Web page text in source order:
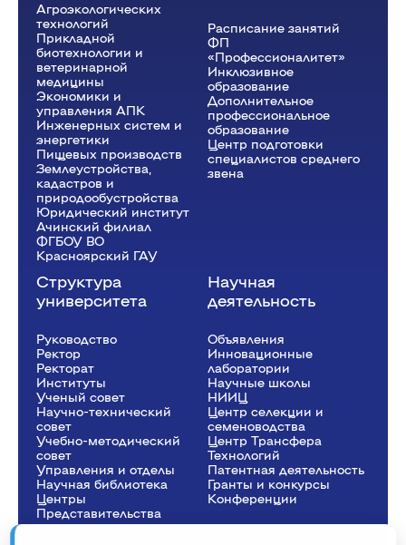
Агроэкологических
технологий
Прикладной
биотехнологии и
ветеринарной
медицины
Экономики и
управления АПК
Инженерных систем и
энергетики
Пищевых производств
Землеустройства,
кадастров и
природообустройства
Юридический институт
Ачинский филиал
ФГБОУ ВО
Красноярский ГАУ
Расписание занятий
ФП
«Профессионалитет»
Инклюзивное
образование
Дополнительное
профессиональное
образование
Центр подготовки
специалистов среднего
звена
Структура
университета
Руководство
Ректор
Рeкторат
Институты
Ученый совет
Научно-технический
совет
Учебно-методический
совет
Управления и отделы
Научная библиотека
Центры
Представительства
Научная
деятельность
Объявления
Инновационные
лаборатории
Научные школы
НИИЦ
Центр селекции и
семеноводства
Центр Трансфера
Технологий
Патентная деятельность
Гранты и конкурсы
Конференции